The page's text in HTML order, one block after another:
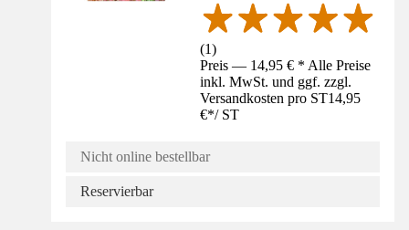
(1)
Preis — 14,95 € * Alle Preise
inkl. MwSt. und ggf. zzgl.
Versandkosten pro ST14,95
€*/ ST
Nicht online bestellbar
Reservierbar